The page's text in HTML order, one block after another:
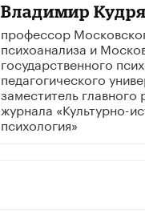
Владимир
профессор
психоанализа и
государственного
педагогического
заместитель главного
журнала «Культурно-
психология»